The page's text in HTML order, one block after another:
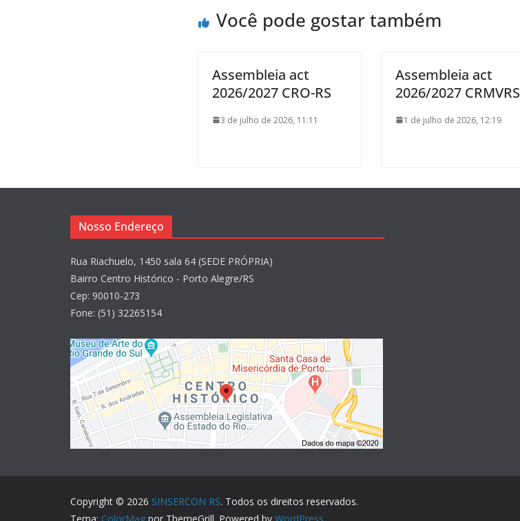
Você pode gostar também
Assembleia act
2026/2027 CRO-RS
3 de julho de 2026, 11:11
Assembleia act
2026/2027 CRMVRS
1 de julho de 2026, 12:19
Nosso Endereço
Rua Riachuelo, 1450 sala 64 (SEDE PRÓPRIA)
Bairro Centro Histórico - Porto Alegre/RS
Cep: 90010-273
Fone: (51) 32265154
Copyright © 2026 SINSERCON RS. Todos os direitos reservados.